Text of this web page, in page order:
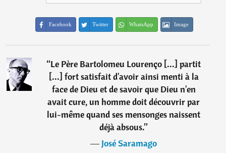
Facebook Twitter WhatsApp Image
“Le Père Bartolomeu Lourenço [...] partit
[...] fort satisfait d'avoir ainsi menti à la
face de Dieu et de savoir que Dieu n'en
avait cure, un homme doit découvrir par
lui-même quand ses mensonges naissent
déjà absous.”
―José Saramago